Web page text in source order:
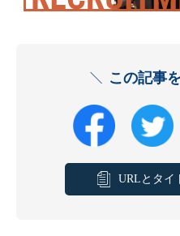
この記事
URLとタイ